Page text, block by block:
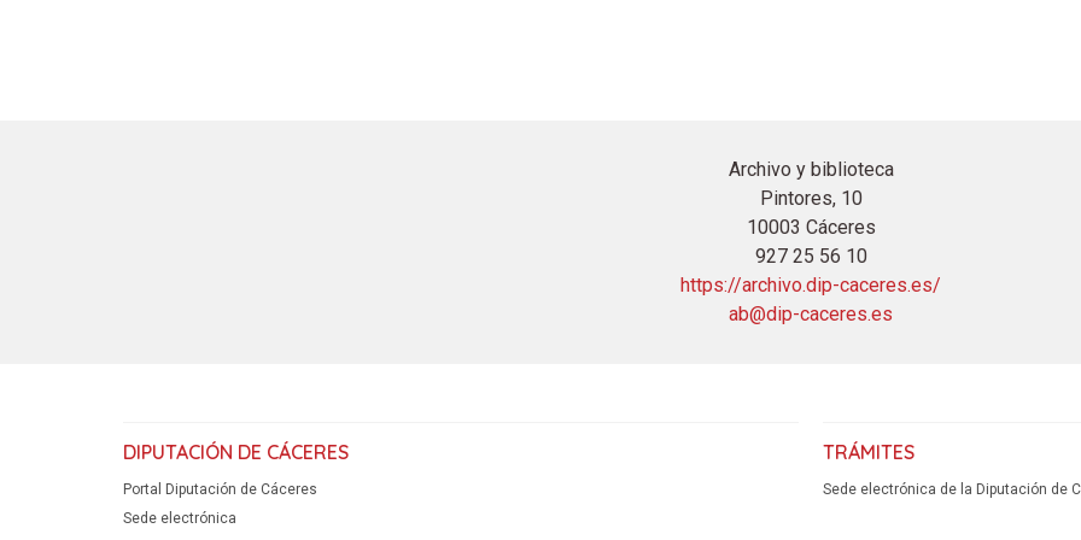
Archivo y biblioteca
Pintores, 10
10003 Cáceres
927 25 56 10
https://archivo.dip-caceres.es/
ab@dip-caceres.es
DIPUTACIÓN DE CÁCERES
Portal Diputación de Cáceres
Sede electrónica
TRÁMITES
Sede electrónica de la Diputación de